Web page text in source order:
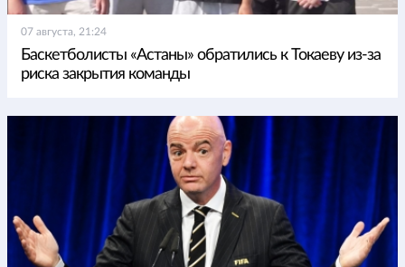
07 августа, 21:24
Баскетболисты «Астаны» обратились к Токаеву из-за
риска закрытия команды